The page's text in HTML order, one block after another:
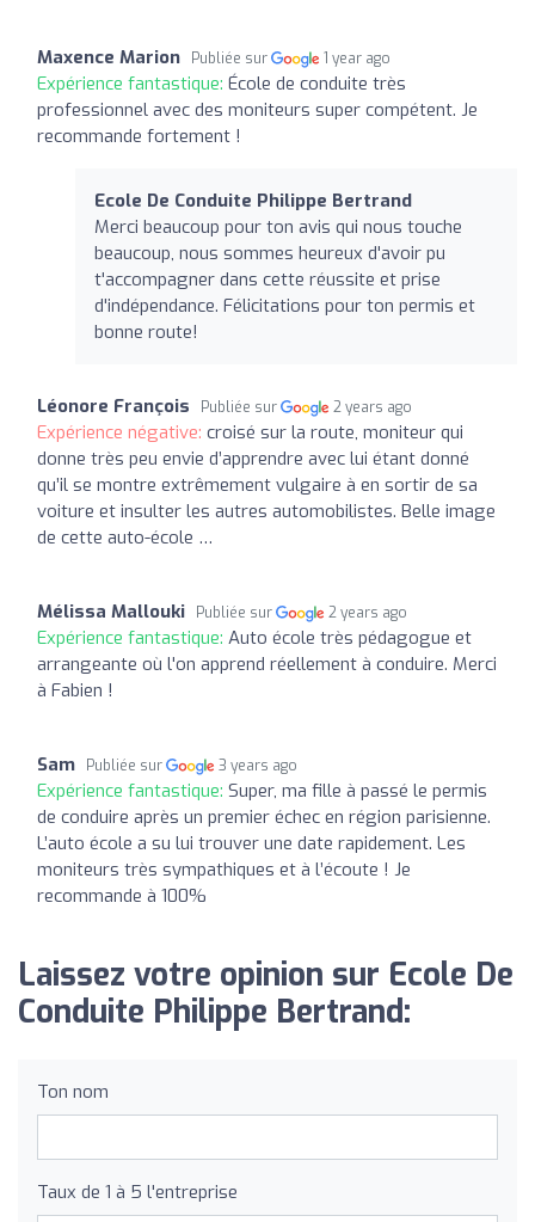
Maxence Marion Publiée sur 1 year ago
Expérience fantastique: École de conduite très
professionnel avec des moniteurs super compétent. Je
recommande fortement !
Ecole De Conduite Philippe Bertrand
Merci beaucoup pour ton avis qui nous touche
beaucoup, nous sommes heureux d'avoir pu
t'accompagner dans cette réussite et prise
d'indépendance. Félicitations pour ton permis et
bonne route!
Léonore François Publiée sur 2 years ago
Expérience négative: croisé sur la route, moniteur qui
donne très peu envie d’apprendre avec lui étant donné
qu’il se montre extrêmement vulgaire à en sortir de sa
voiture et insulter les autres automobilistes. Belle image
de cette auto-école …
Mélissa Mallouki Publiée sur 2 years ago
Expérience fantastique: Auto école très pédagogue et
arrangeante où l'on apprend réellement à conduire. Merci
à Fabien !
Sam Publiée sur 3 years ago
Expérience fantastique: Super, ma fille à passé le permis
de conduire après un premier échec en région parisienne.
L’auto école a su lui trouver une date rapidement. Les
moniteurs très sympathiques et à l’écoute ! Je
recommande à 100%
Laissez votre opinion sur Ecole De
Conduite Philippe Bertrand:
Ton nom
Taux de 1 à 5 l'entreprise